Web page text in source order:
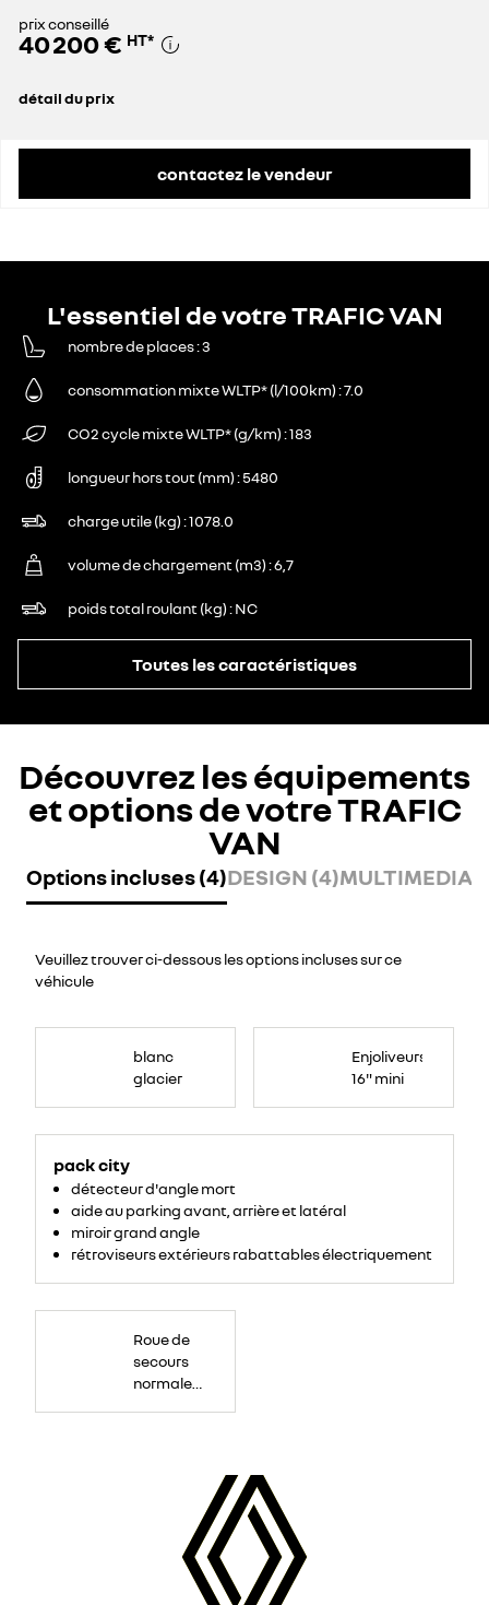
prix conseillé
40 200 € HT*
détail du prix
contactez le vendeur
L'essentiel de votre TRAFIC VAN
nombre de places 3
consommation mixte WLTP* (l/100km) 7.0
CO2 cycle mixte WLTP* (g/km) 183
longueur hors tout (mm) 5480
charge utile (kg) 1078.0
volume de chargement (m3) 6,7
poids total roulant (kg) NC
Toutes les caractéristiques
Découvrez les équipements
et options de votre TRAFIC
VAN
Options incluses (4)DESIGN (4)MULTIMEDIA
Veuillez trouver ci-dessous les options incluses sur ce
véhicule
blanc
glacier
Enjoliveurs
16" mini
pack city
détecteur d'angle mort
aide au parking avant, arrière et latéral
miroir grand angle
rétroviseurs extérieurs rabattables électriquement
Roue de
secours
normale